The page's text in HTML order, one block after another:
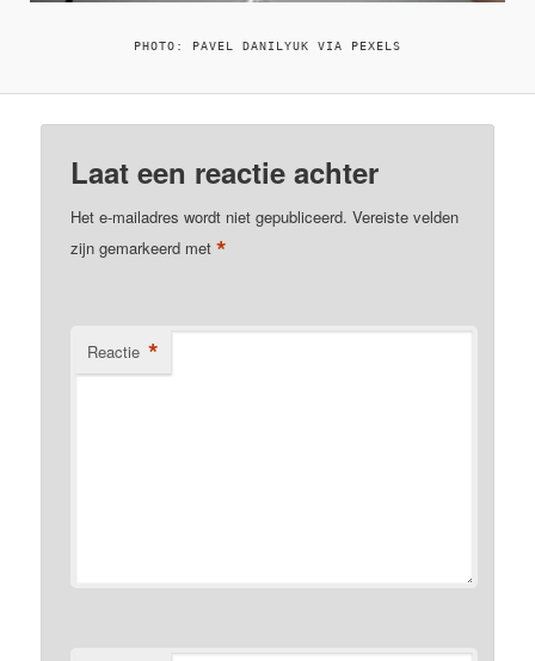
PHOTO: PAVEL DANILYUK VIA PEXELS
Laat een reactie achter
Het e-mailadres wordt niet gepubliceerd. Vereiste velden
zijn gemarkeerd met*
Reactie *